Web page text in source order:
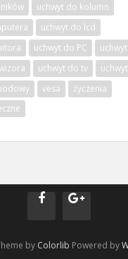
uchwyt do kolumn
uchwyt do lcd
uchwyt do PC
uchwyt do tv
vesa
życzenia
by Colorlib Powered by